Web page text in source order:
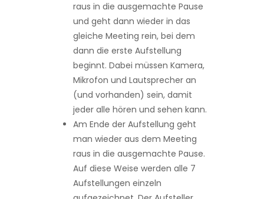
raus in die ausgemachte Pause
und geht dann wieder in das
gleiche Meeting rein, bei dem
dann die erste Aufstellung
beginnt. Dabei müssen Kamera,
Mikrofon und Lautsprecher an
(und vorhanden) sein, damit
jeder alle hören und sehen kann.
Am Ende der Aufstellung geht
man wieder aus dem Meeting
raus in die ausgemachte Pause.
Auf diese Weise werden alle 7
Aufstellungen einzeln